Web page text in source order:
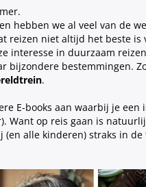
hebben we al veel van de
reizen niet altijd het beste is
interesse in duurzaam
bijzondere bestemmingen.
.
E-books aan waarbij je
Want op reis gaan is
(en alle kinderen) straks in